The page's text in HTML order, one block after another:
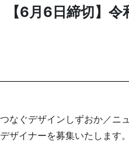
【6月6日締切】
つなぐデザインしずおか／ニ
デザイナーを募集いたします。